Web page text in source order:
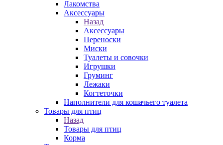
Лакомства
Аксессуары
Назад
Аксессуары
Переноски
Миски
Туалеты и совочки
Игрушки
Груминг
Лежаки
Когтеточки
Наполнители для кошачьего туалета
Товары для птиц
Назад
Товары для птиц
Корма